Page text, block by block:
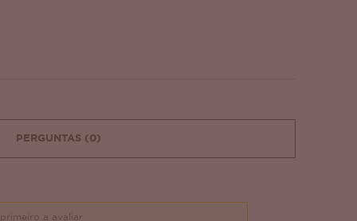
PERGUNTAS (0)
a avaliar